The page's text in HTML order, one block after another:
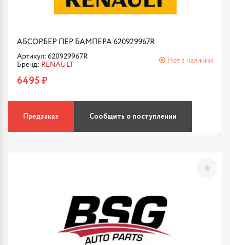
АБСОРБЕР ПЕР БАМПЕРА 620929967R
Артикул: 620929967R
Бренд: RENAULT
Нет в наличии
6495 ₽
Предзаказ Сообщить о поступлении